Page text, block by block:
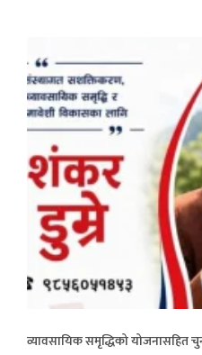
व्यावसायिक समृद्धिको योजनासहित